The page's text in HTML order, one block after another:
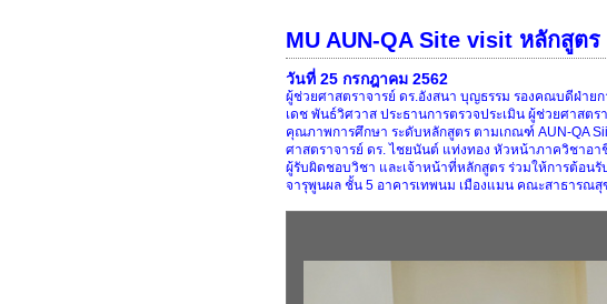
MU AUN-QA Site visit หลักสูต
วันที่ 25 กรกฎาคม 2562
ผู้ช่วยศาสตราจารย์ ดร.อังสนา บุญธรรม รองคณบดีฝ่าย
เดช พันธ์วิศวาส ประธานการตรวจประเมิน ผู้ช่วยศาสต
คุณภาพการศึกษา ระดับหลักสูตร ตามเกณฑ์ AUN-QA
ศาสตราจารย์ ดร. ไชยนันต์ แท่งทอง หัวหน้าภาควิชาอ
ผู้รับผิดชอบวิชา และเจ้าหน้าที่หลักสูตร ร่วมให้การต้อน
จารุพูนผล ชั้น 5 อาคารเทพนม เมืองแมน คณะสาธารณ